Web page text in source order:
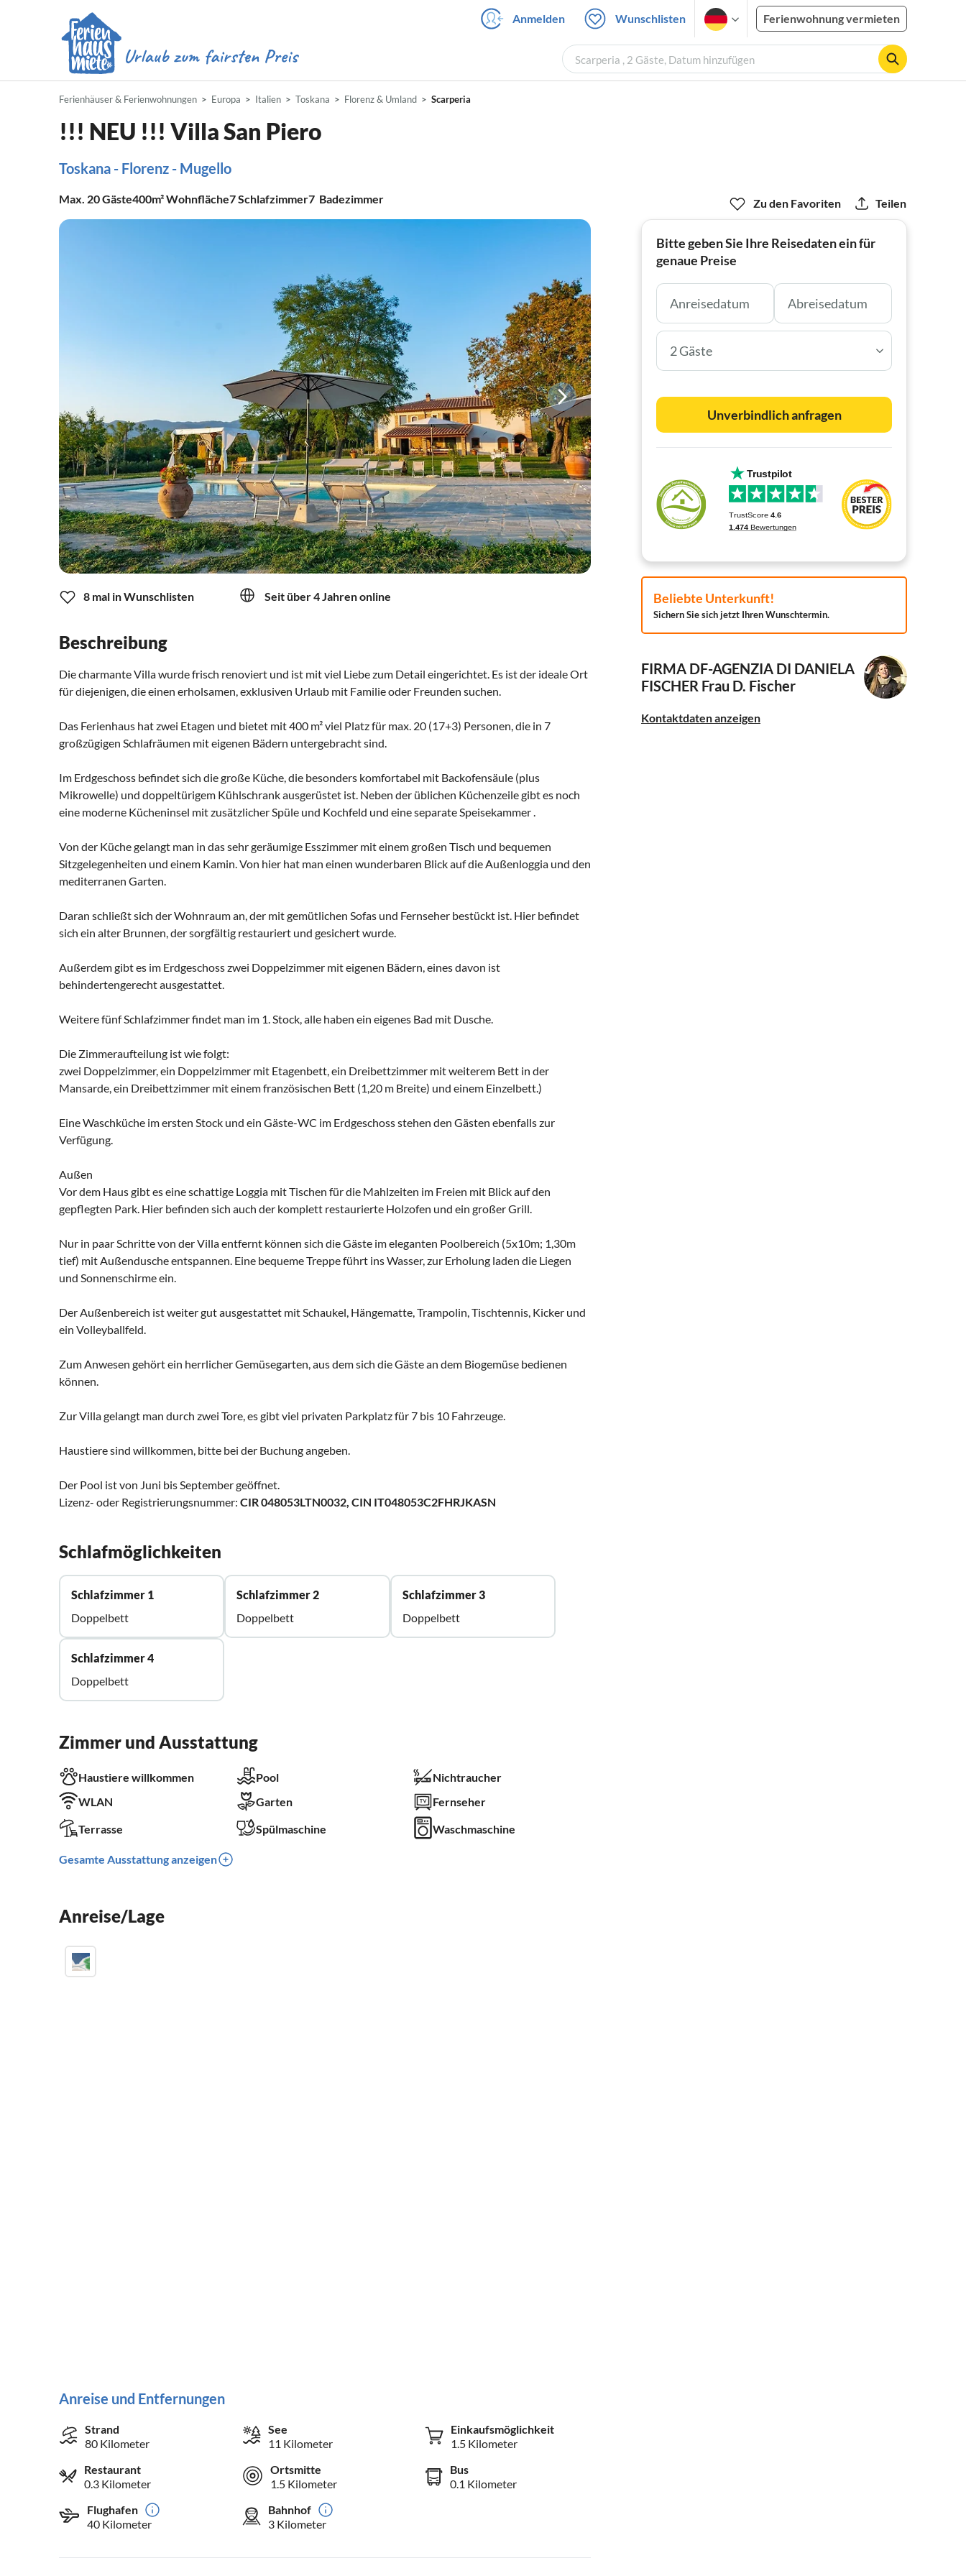
Anmelden Wunschlisten Ferienwohnung vermieten
Scarperia , 2 Gäste, Datum hinzufügen
Ferienhäuser & Ferienwohnungen Europa Italien Toskana Florenz & Umland Scarperia
!!! NEU !!! Villa San Piero
Toskana - Florenz - Mugello
Max. 20Gäste400m²Wohnfläche7Schlafzimmer7 Badezimmer
8 mal in Wunschlisten Seit über 4 Jahren online
Beschreibung
Die charmante Villa wurde frisch renoviert und ist mit viel Liebe zum Detail eingerichtet. Es ist der ideale Ort
für diejenigen, die einen erholsamen, exklusiven Urlaub mit Familie oder Freunden suchen.
Das Ferienhaus hat zwei Etagen und bietet mit 400 m² viel Platz für max. 20 (17+3) Personen, die in 7
großzügigen Schlafräumen mit eigenen Bädern untergebracht sind.
Im Erdgeschoss befindet sich die große Küche, die besonders komfortabel mit Backofensäule (plus
Mikrowelle) und doppeltürigem Kühlschrank ausgerüstet ist. Neben der üblichen Küchenzeile gibt es noch
eine moderne Kücheninsel mit zusätzlicher Spüle und Kochfeld und eine separate Speisekammer .
Von der Küche gelangt man in das sehr geräumige Esszimmer mit einem großen Tisch und bequemen
Sitzgelegenheiten und einem Kamin. Von hier hat man einen wunderbaren Blick auf die Außenloggia und den
mediterranen Garten.
Daran schließt sich der Wohnraum an, der mit gemütlichen Sofas und Fernseher bestückt ist. Hier befindet
sich ein alter Brunnen, der sorgfältig restauriert und gesichert wurde.
Außerdem gibt es im Erdgeschoss zwei Doppelzimmer mit eigenen Bädern, eines davon ist
behindertengerecht ausgestattet.
Weitere fünf Schlafzimmer findet man im 1. Stock, alle haben ein eigenes Bad mit Dusche.
Die Zimmeraufteilung ist wie folgt:
zwei Doppelzimmer, ein Doppelzimmer mit Etagenbett, ein Dreibettzimmer mit weiterem Bett in der
Mansarde, ein Dreibettzimmer mit einem französischen Bett (1,20 m Breite) und einem Einzelbett.)
Eine Waschküche im ersten Stock und ein Gäste-WC im Erdgeschoss stehen den Gästen ebenfalls zur
Verfügung.
Außen
Vor dem Haus gibt es eine schattige Loggia mit Tischen für die Mahlzeiten im Freien mit Blick auf den
gepflegten Park. Hier befinden sich auch der komplett restaurierte Holzofen und ein großer Grill.
Nur in paar Schritte von der Villa entfernt können sich die Gäste im eleganten Poolbereich (5x10m; 1,30m
tief) mit Außendusche entspannen. Eine bequeme Treppe führt ins Wasser, zur Erholung laden die Liegen
und Sonnenschirme ein.
Der Außenbereich ist weiter gut ausgestattet mit Schaukel, Hängematte, Trampolin, Tischtennis, Kicker und
ein Volleyballfeld.
Zum Anwesen gehört ein herrlicher Gemüsegarten, aus dem sich die Gäste an dem Biogemüse bedienen
können.
Zur Villa gelangt man durch zwei Tore, es gibt viel privaten Parkplatz für 7 bis 10 Fahrzeuge.
Haustiere sind willkommen, bitte bei der Buchung angeben.
Der Pool ist von Juni bis September geöffnet.
Lizenz- oder Registrierungsnummer: CIR 048053LTN0032, CIN IT048053C2FHRJKASN
Schlafmöglichkeiten
Schlafzimmer 1
Doppelbett
Schlafzimmer 2
Doppelbett
Schlafzimmer 3
Doppelbett
Schlafzimmer 4
Doppelbett
Zimmer und Ausstattung
Haustiere willkommen Pool
Nichtraucher
WLAN
Garten
Fernseher
Terrasse
Spülmaschine Waschmaschine
Gesamte Ausstattung anzeigen
Anreise/Lage
Anreise und Entfernungen
Strand
80 Kilometer
See
11 Kilometer
Einkaufsmöglichkeit
1.5 Kilometer
Restaurant
0.3 Kilometer
Ortsmitte
1.5 Kilometer
Bus
0.1 Kilometer
Flughafen
40 Kilometer
Bahnhof
3 Kilometer
Zu den Favoriten Teilen
Bitte geben Sie Ihre Reisedaten ein für
genaue Preise
2 Gäste
Unverbindlich anfragen
Beliebte Unterkunft!
Sichern Sie sich jetzt Ihren Wunschtermin.
FIRMA DF-AGENZIA DI DANIELA
FISCHER Frau D. Fischer
Kontaktdaten anzeigen